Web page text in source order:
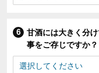
甘酒には大きく分
事をご存じですか？